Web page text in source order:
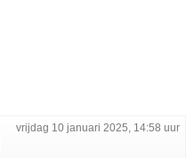
vrijdag 10 januari 2025, 14:58 uur